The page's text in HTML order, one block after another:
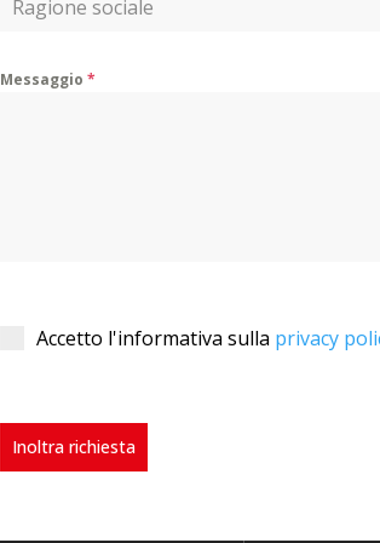
Messaggio*
Accetto l'informativa sulla privacy
Inoltra richiesta